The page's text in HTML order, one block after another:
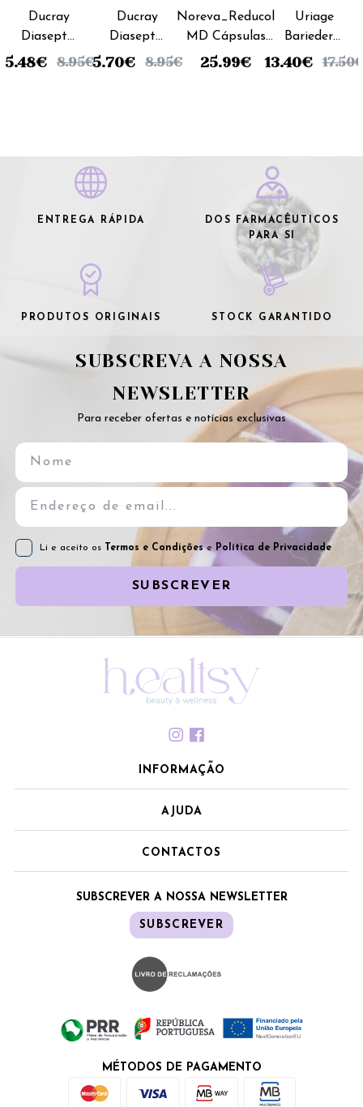
Ducray
Diaseptyl
Solução -
5.48€ 8.95€
Ducray
Diaseptyl
Spray -
5.70€ 8.95€
Noreva_Reducol
MD Cápsulas
Gel Monodoses
25.99€
Uriage
Bariederm
Unguento
13.40€ 17.50€
ENTREGA RÁPIDA
DOS FARMACÊUTICOS
PARA SI
PRODUTOS ORIGINAIS STOCK GARANTIDO
SUBSCREVA A NOSSA
NEWSLETTER
Para receber ofertas e notícias exclusivas
Li e aceito os Termos e Condiçõese Política de Privacidade
SUBSCREVER
INFORMAÇÃO
AJUDA
CONTACTOS
SUBSCREVER A NOSSA NEWSLETTER
SUBSCREVER
MÉTODOS DE PAGAMENTO